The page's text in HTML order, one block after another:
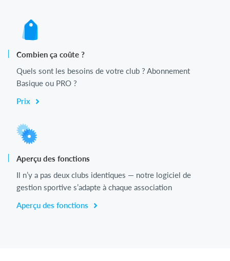
Combien ça coûte ?
Quels sont les besoins de votre club ? Abonnement
Basique ou PRO ?
Prix
Aperçu des fonctions
Il n’y a pas deux clubs identiques — notre logiciel de
gestion sportive s’adapte à chaque association
Aperçu des fonctions